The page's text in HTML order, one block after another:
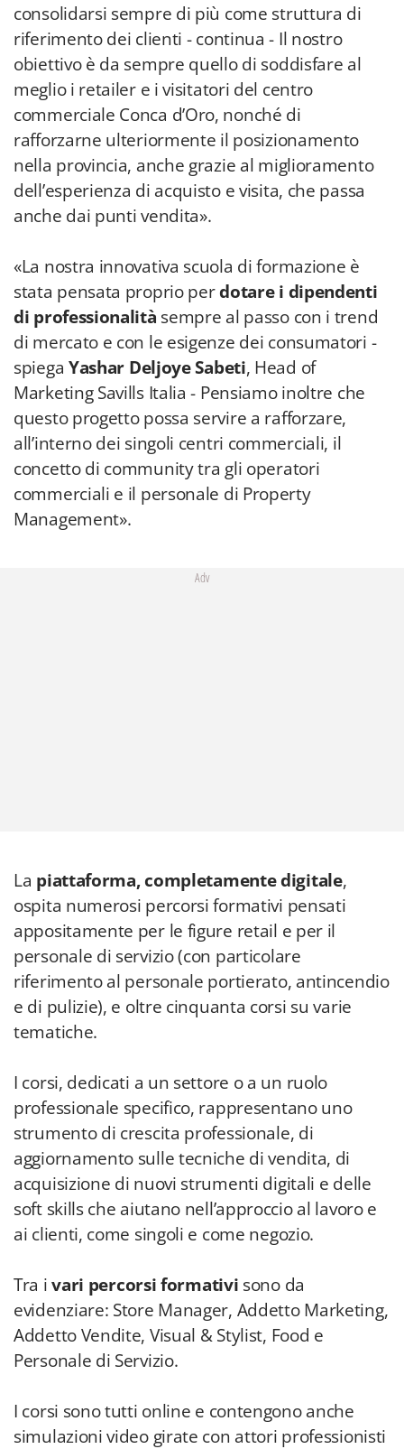
consolidarsi sempre di più come struttura di
riferimento dei clienti - continua - Il nostro
obiettivo è da sempre quello di soddisfare al
meglio i retailer e i visitatori del centro
commerciale Conca d’Oro, nonché di
rafforzarne ulteriormente il posizionamento
nella provincia, anche grazie al miglioramento
dell’esperienza di acquisto e visita, che passa
anche dai punti vendita».
«La nostra innovativa scuola di formazione è
stata pensata proprio perdotare i dipendenti
di professionalità sempre al passo con i trend
di mercato e con le esigenze dei consumatori -
spiega Yashar Deljoye Sabeti, Head of
Marketing Savills Italia - Pensiamo inoltre che
questo progetto possa servire a rafforzare,
all’interno dei singoli centri commerciali, il
concetto di community tra gli operatori
commerciali e il personale di Property
Management».
Adv
La piattaforma, completamente digitale,
ospita numerosi percorsi formativi pensati
appositamente per le figure retail e per il
personale di servizio (con particolare
riferimento al personale portierato, antincendio
e di pulizie), e oltre cinquanta corsi su varie
tematiche.
I corsi, dedicati a un settore o a un ruolo
professionale specifico, rappresentano uno
strumento di crescita professionale, di
aggiornamento sulle tecniche di vendita, di
acquisizione di nuovi strumenti digitali e delle
soft skills che aiutano nell’approccio al lavoro e
ai clienti, come singoli e come negozio.
Tra ivari percorsi formativi sono da
evidenziare: Store Manager, Addetto Marketing,
Addetto Vendite, Visual & Stylist, Food e
Personale di Servizio.
I corsi sono tutti online e contengono anche
simulazioni video girate con attori professionisti